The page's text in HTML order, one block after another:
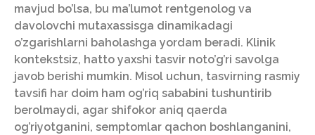
mavjud bo’lsa, bu ma’lumot rentgenolog va
davolovchi mutaxassisga dinamikadagi
o’zgarishlarni baholashga yordam beradi. Klinik
kontekstsiz, hatto yaxshi tasvir noto’g’ri savolga
javob berishi mumkin. Misol uchun, tasvirning rasmiy
tavsifi har doim ham og’riq sababini tushuntirib
berolmaydi, agar shifokor aniq qaerda
og’riyotganini, semptomlar qachon boshlanganini,